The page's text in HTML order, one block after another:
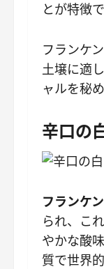
とが特徴
フランケ
土壌に適
ャルを秘
辛口の
フランケ
られ、こ
やかな酸
質で世界